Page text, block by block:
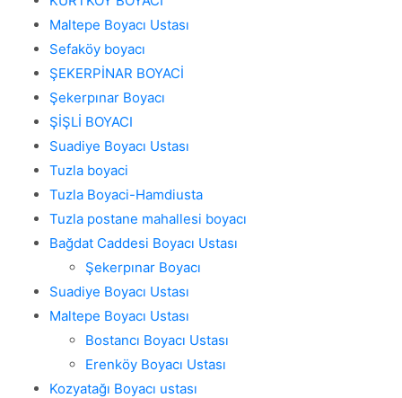
Maltepe Boyacı Ustası
Sefaköy boyacı
ŞEKERPİNAR BOYACİ
Şekerpınar Boyacı
ŞİŞLİ BOYACI
Suadiye Boyacı Ustası
Tuzla boyaci
Tuzla Boyaci-Hamdiusta
Tuzla postane mahallesi boyacı
Bağdat Caddesi Boyacı Ustası
Şekerpınar Boyacı
Suadiye Boyacı Ustası
Maltepe Boyacı Ustası
Bostancı Boyacı Ustası
Erenköy Boyacı Ustası
Kozyatağı Boyacı ustası